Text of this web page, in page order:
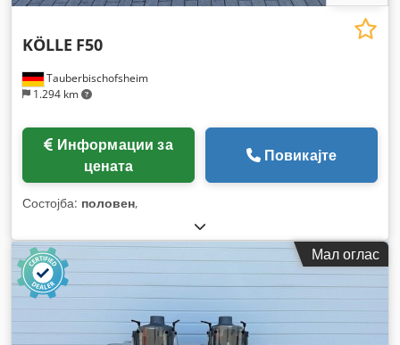
Tauberbischofsheim
1.294 km
KÖLLE F50
цената
Повикајте
Состојба: половен,
Мал оглас